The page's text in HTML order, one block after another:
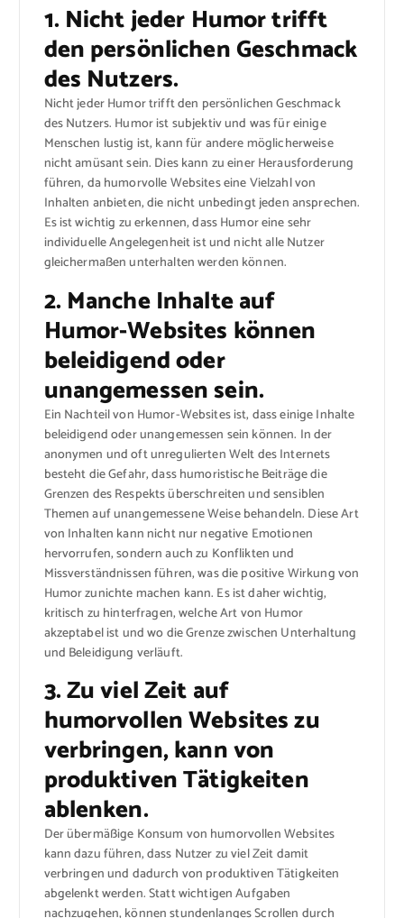
1. Nicht jeder Humor trifft
den persönlichen Geschmack
des Nutzers.
Nicht jeder Humor trifft den persönlichen Geschmack
des Nutzers. Humor ist subjektiv und was für einige
Menschen lustig ist, kann für andere möglicherweise
nicht amüsant sein. Dies kann zu einer Herausforderung
führen, da humorvolle Websites eine Vielzahl von
Inhalten anbieten, die nicht unbedingt jeden ansprechen.
Es ist wichtig zu erkennen, dass Humor eine sehr
individuelle Angelegenheit ist und nicht alle Nutzer
gleichermaßen unterhalten werden können.
2. Manche Inhalte auf
Humor-Websites können
beleidigend oder
unangemessen sein.
Ein Nachteil von Humor-Websites ist, dass einige Inhalte
beleidigend oder unangemessen sein können. In der
anonymen und oft unregulierten Welt des Internets
besteht die Gefahr, dass humoristische Beiträge die
Grenzen des Respekts überschreiten und sensiblen
Themen auf unangemessene Weise behandeln. Diese Art
von Inhalten kann nicht nur negative Emotionen
hervorrufen, sondern auch zu Konflikten und
Missverständnissen führen, was die positive Wirkung von
Humor zunichte machen kann. Es ist daher wichtig,
kritisch zu hinterfragen, welche Art von Humor
akzeptabel ist und wo die Grenze zwischen Unterhaltung
und Beleidigung verläuft.
3. Zu viel Zeit auf
humorvollen Websites zu
verbringen, kann von
produktiven Tätigkeiten
ablenken.
Der übermäßige Konsum von humorvollen Websites
kann dazu führen, dass Nutzer zu viel Zeit damit
verbringen und dadurch von produktiven Tätigkeiten
abgelenkt werden. Statt wichtigen Aufgaben
nachzugehen, können stundenlanges Scrollen durch